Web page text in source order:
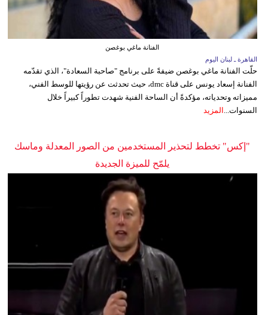
الفنانة ماغي بوغصن
القاهرة ـ لبنان اليوم
حلّت الفنانة ماغي بوغصن ضيفةً على برنامج "صاحبة السعادة"، الذي تقدّمه
الفنانة إسعاد يونس على قناة dmc، حيث تحدثت عن رؤيتها للوسط الفني،
مميزاته وتحدياته، مؤكدةً أن الساحة الفنية شهدت تطوراً كبيراً خلال
السنوات... المزيد
"إكس" تخطط لتحذير المستخدمين من الصور المعدلة وماسك
يلمّح للميزة الجديدة